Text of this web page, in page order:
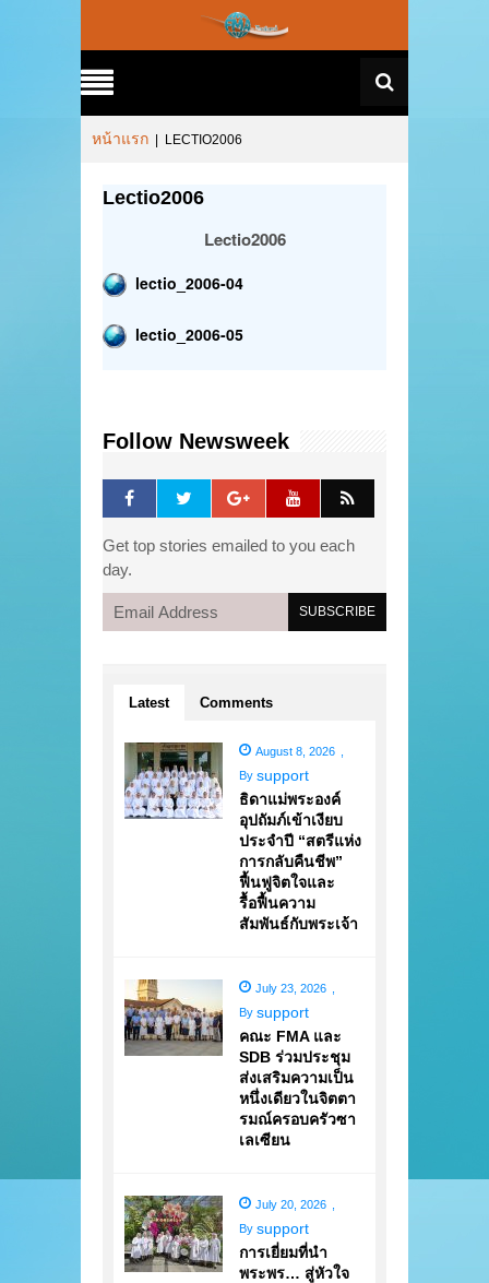
หน้าแรก LECTIO2006
Lectio2006
Lectio2006
lectio_2006-04
lectio_2006-05
Follow Newsweek
Get top stories emailed to you each
day.
Latest Comments
August 8, 2026
By support
ธิดาแม่พระองค์
อุปถัมภ์เข้าเงียบ
ประจำปี “สตรีแห่ง
การกลับคืนชีพ”
ฟื้นฟูจิตใจและ
รื้อฟื้นความ
สัมพันธ์กับพระเจ้า
July 23, 2026
By support
คณะ FMA และ
SDB ร่วมประชุม
ส่งเสริมความเป็น
หนึ่งเดียวในจิตตา
รมณ์ครอบครัวซา
เลเซียน
July 20, 2026
By support
การเยี่ยมที่นำ
พระพร… สู่หัวใจ